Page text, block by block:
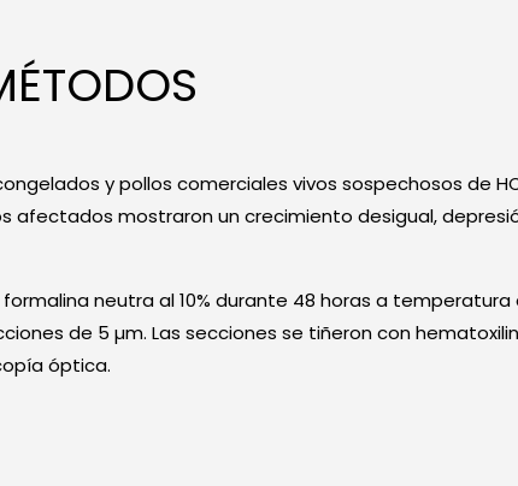
y pollos comerciales vivos sospechosos
afectados mostraron un crecimiento desigual,
neutra al 10% durante 48 horas a
de 5 µm. Las secciones se tiñeron con
óptica.